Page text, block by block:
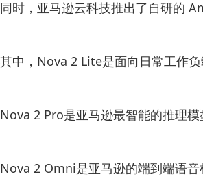
同时，亚马逊云科技推出了自研的
其中，Nova 2 Lite是面向日常工作
Nova 2 Pro是亚马逊最智能的推理
Nova 2 Omni是亚马逊的端到端语